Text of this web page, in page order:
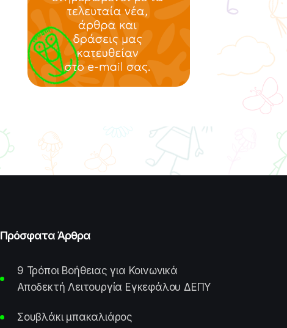
Πρόσφατα Άρθρα
9 Τρόποι Βοήθειας για Κοινωνικά
Αποδεκτή Λειτουργία Εγκεφάλου ΔΕΠΥ
Σουβλάκι μπακαλιάρος